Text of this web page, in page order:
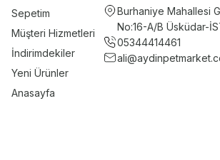
Sepetim
Müşteri Hizmetleri
İndirimdekiler
Yeni Ürünler
Anasayfa
Burhaniye Mahallesi
No:16-A/B Üsküdar-
05344414461